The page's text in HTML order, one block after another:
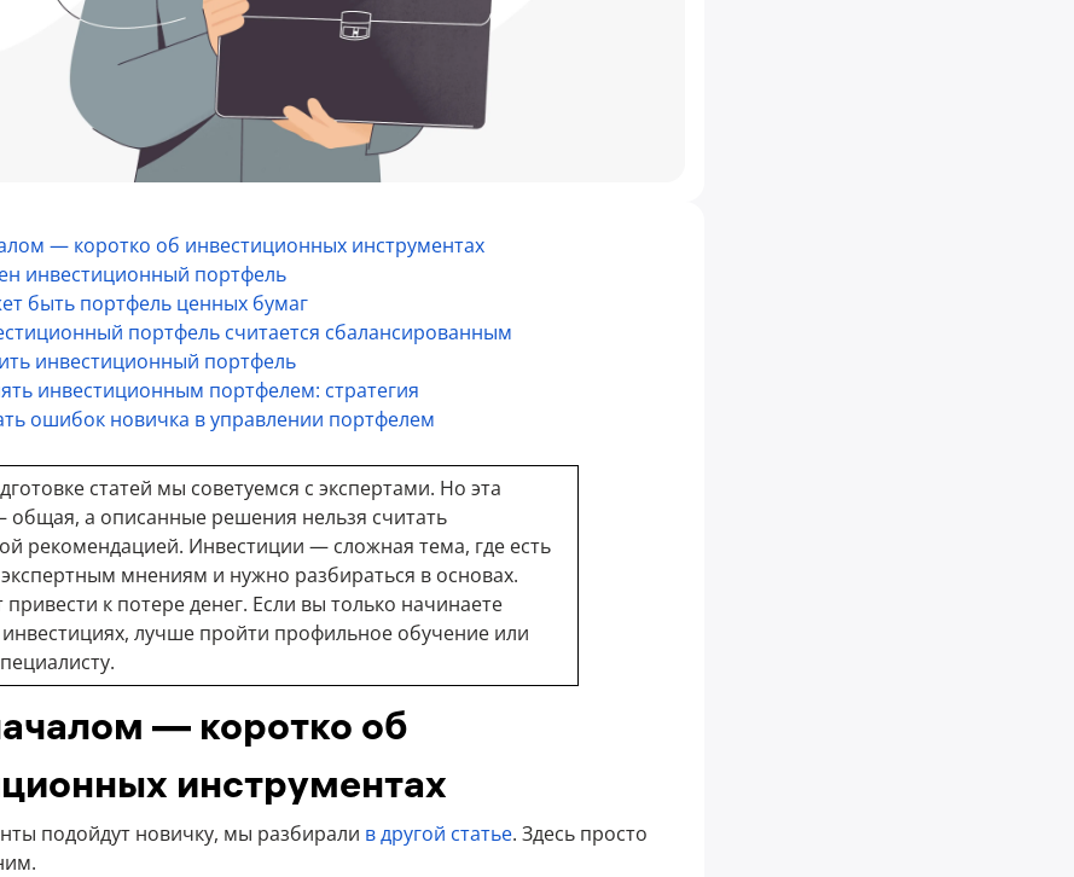
— коротко об инвестиционных инструментах
инвестиционный портфель
быть портфель ценных бумаг
портфель считается сбалансированным
инвестиционный портфель
инвестиционным портфелем: стратегия
ошибок новичка в управлении портфелем
статей мы советуемся с экспертами. Но эта
а описанные решения нельзя считать
рекомендацией. Инвестиции — сложная тема, где есть
мнениям и нужно разбираться в основах.
к потере денег. Если вы только начинаете
инвестициях, лучше пройти профильное обучение или
— коротко об
инструментах
подойдут новичку, мы разбирали в другой статье. Здесь просто